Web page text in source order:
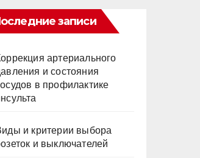
записи
артериального
и состояния
в профилактике
и критерии выбора
и выключателей